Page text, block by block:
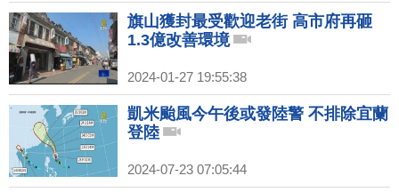
旗山獲封最受歡迎老街 高市府再砸
1.3億改善環境
2024-01-27 19:55:38
凱米颱風今午後或發陸警 不排除宜蘭
登陸
2024-07-23 07:05:44